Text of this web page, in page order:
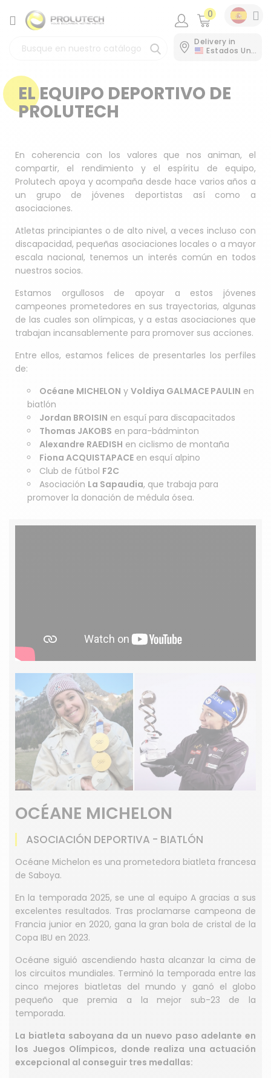
CATEGORÍA 0
Delivery in
Estados Unidos
EL EQUIPO DEPORTIVO DE
PROLUTECH
En coherencia con los valores que nos animan, el
compartir, el rendimiento y el espíritu de equipo,
Prolutech apoya y acompaña desde hace varios años a
un grupo de jóvenes deportistas así como a
asociaciones.
Atletas principiantes o de alto nivel, a veces incluso con
discapacidad, pequeñas asociaciones locales o a mayor
escala nacional, tenemos un interés común en todos
nuestros socios.
Estamos orgullosos de apoyar a estos jóvenes
campeones prometedores en sus trayectorias, algunas
de las cuales son olímpicas, y a estas asociaciones que
trabajan incansablemente para promover sus acciones.
Entre ellos, estamos felices de presentarles los perfiles
de:
Océane MICHELON y Voldiya GALMACE PAULIN en
biatlón
Jordan BROISIN en esquí para discapacitados
Thomas JAKOBS en para-bádminton
Alexandre RAEDISH en ciclismo de montaña
Fiona ACQUISTAPACE en esquí alpino
Club de fútbol F2C
Asociación La Sapaudia, que trabaja para
promover la donación de médula ósea.
OCÉANE MICHELON
ASOCIACIÓN DEPORTIVA - BIATLÓN
Océane Michelon es una prometedora biatleta francesa
de Saboya.
En la temporada 2025, se une al equipo A gracias a sus
excelentes resultados. Tras proclamarse campeona de
Francia junior en 2020, gana la gran bola de cristal de la
Copa IBU en 2023.
Océane siguió ascendiendo hasta alcanzar la cima de
los circuitos mundiales. Terminó la temporada entre las
cinco mejores biatletas del mundo y ganó el globo
pequeño que premia a la mejor sub-23 de la
temporada.
La biatleta saboyana da un nuevo paso adelante en
los Juegos Olímpicos, donde realiza una actuación
excepcional al conseguir tres medallas: